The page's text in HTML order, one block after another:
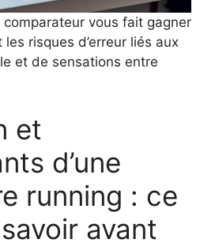
vous fait gagner
risques d’erreur liés aux
et de sensations entre
et
d’une
running : ce
avant